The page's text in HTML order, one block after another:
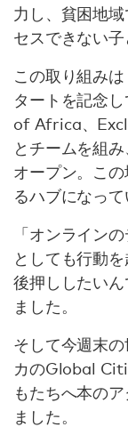
力し、貧困地
セスできない子
この取り組み
タートを記念
of Africa、
とチームを組
オープン。こ
るハブになって
「オンライン
としても行動
後押ししたい
ました。
そして今週末
カのGlobal
もたちへ本の
ました。